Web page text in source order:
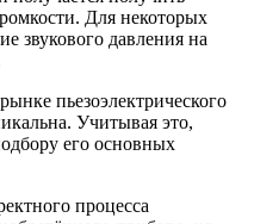
Для некоторых
звукового давления на
пьезоэлектрического
Учитывая это,
его основных
процесса